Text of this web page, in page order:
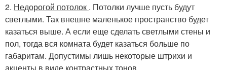
2. Недорогой потолок . Потолки лучше пусть будут
светлыми. Так внешне маленькое пространство будет
казаться выше. А если еще сделать светлыми стены и
пол, тогда вся комната будет казаться больше по
габаритам. Допустимы лишь некоторые штрихи и